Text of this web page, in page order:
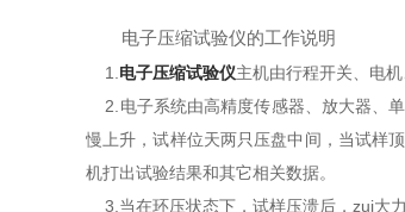
电子压缩试验仪的工作说明
1. 电子压缩试验仪主机由行程开关、电
2.电子系统由高精度传感器、放大器、
慢上升，试样位天两只压盘中间，当试样
机打出试验结果和其它相关数据。
3.当在环压状态下，试样压溃后，zui大